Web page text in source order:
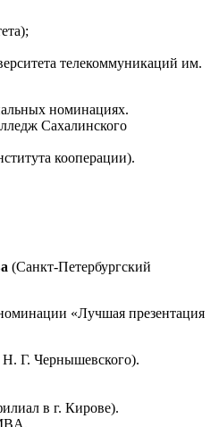
телекоммуникаций им.
номинациях.
Сахалинского
кооперации).
(Санкт-Петербургский
«Лучшая презентация
Н. Г. Чернышевского).
в г. Кирове).